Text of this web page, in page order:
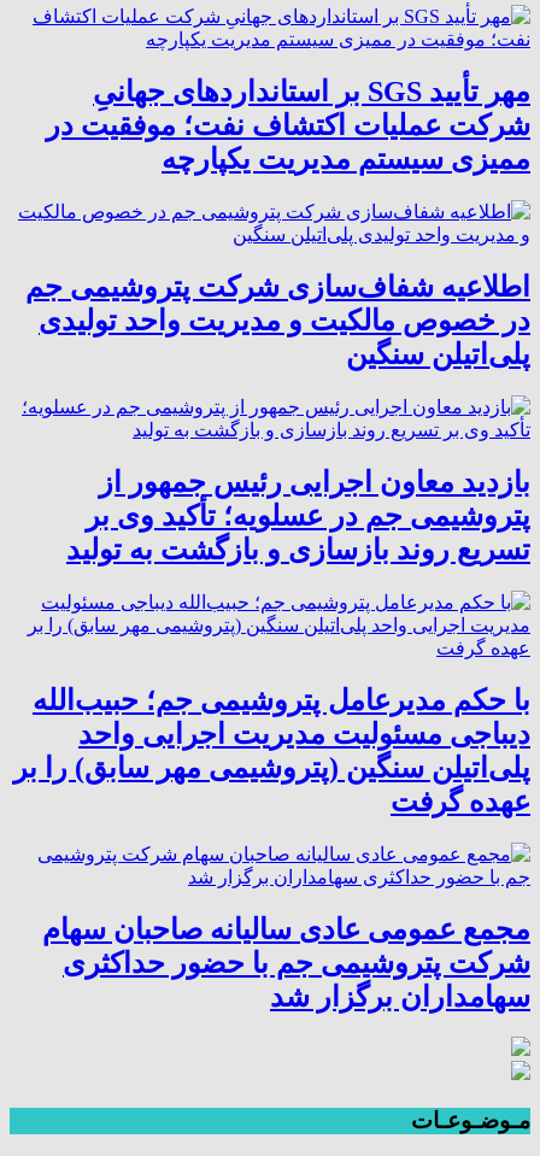
مهر تأیید SGS بر استانداردهای جهانیِ
شرکت عملیات اکتشاف نفت؛ موفقیت در
ممیزی سیستم مدیریت یکپارچه
اطلاعیه شفاف‌سازی شرکت پتروشیمی جم
در خصوص مالکیت و مدیریت واحد تولیدی
پلی‌اتیلن سنگین
بازدید معاون اجرایی رئیس جمهور از
پتروشیمی جم در عسلویه؛ تأکید وی بر
تسریع روند بازسازی و بازگشت به تولید
با حکم مدیرعامل پتروشیمی جم؛ حبیب‌الله
دیباجی مسئولیت مدیریت اجرایی واحد
پلی‌اتیلن سنگین (پتروشیمی مهر سابق) را بر
عهده گرفت
مجمع عمومی عادی سالیانه صاحبان سهام
شرکت پتروشیمی جم با حضور حداکثری
سهامداران برگزار شد
مـوضـوعـات